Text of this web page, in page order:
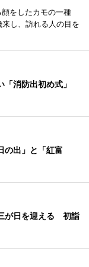
をしたカモの一種
来し、訪れる人の目を
「消防出初め式」
の出」と「紅富
が日を迎える 初詣